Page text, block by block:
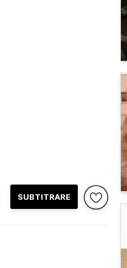
SUBTITRARE